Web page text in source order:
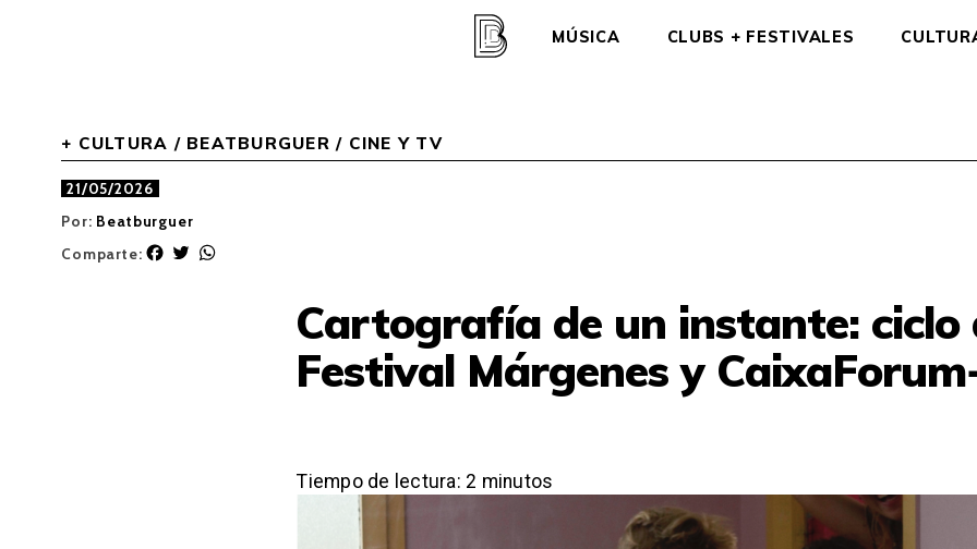
MÚSICA CLUBS + FESTIVALES
+ CULTURA / BEATBURGUER / CINE Y TV
21/05/2026
Por: Beatburguer
Comparte:
F
T
Cartografía de un instante: ciclo
Festival Márgenes y
Tiempo de lectura: 2 minutos